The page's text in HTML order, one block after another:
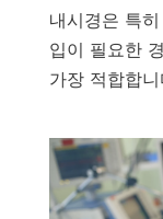
내시경은 특
입이 필요한
가장 적합합니